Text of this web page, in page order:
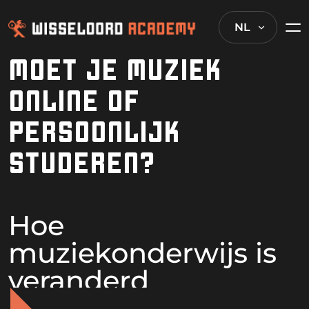
NL
MOET JE MUZIEK
ONLINE OF
PERSOONLIJK
STUDEREN?
Hoe
muziekonderwijs is
veranderd